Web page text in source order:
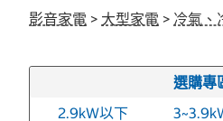
影音家電 > 大型家電 > 冷氣、
選購專
2.9kW以下